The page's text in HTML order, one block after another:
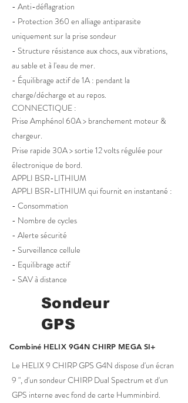
- Anti-déflagration
- Protection 360 en alliage antiparasite
uniquement sur la prise sondeur
- Structure résistance aux chocs, aux vibrations,
au sable et à l'eau de mer.
- Équilibrage actif de 1A : pendant la
charge/décharge et au repos.
CONNECTIQUE :
Prise Amphénol 60A > branchement moteur &
chargeur.
Prise rapide 30A > sortie 12 volts régulée pour
électronique de bord.
APPLI BSR-LITHIUM
APPLI BSR-LITHIUM qui fournit en instantané :
- Consommation
- Nombre de cycles
- Alerte sécurité
- Surveillance cellule
- Equilibrage actif
- SAV à distance
Sondeur
GPS
Combiné HELIX 9G4N CHIRP MEGA SI+
Le HELIX 9 CHIRP GPS G4N dispose d'un écran
9 ", d'un sondeur CHIRP Dual Spectrum et d'un
GPS interne avec fond de carte Humminbird.